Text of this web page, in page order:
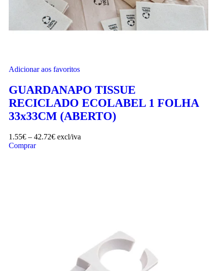
Adicionar aos favoritos
GUARDANAPO TISSUE
RECICLADO ECOLABEL 1 FOLHA
33x33CM (ABERTO)
1.55€ – 42.72€ excl/iva
Comprar